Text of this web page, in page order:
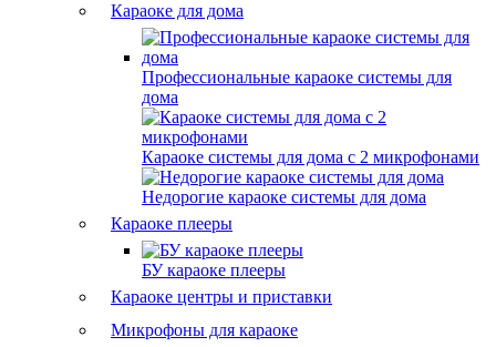
Караоке для дома
Профессиональные караоке системы для
дома
Караоке системы для дома с 2 микрофонами
Недорогие караоке системы для дома
Караоке плееры
БУ караоке плееры
Караоке центры и приставки
Микрофоны для караоке